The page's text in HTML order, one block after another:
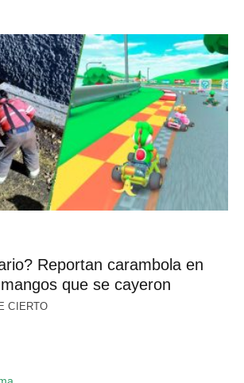
Reportan carambola en
que se cayeron
CIERTO